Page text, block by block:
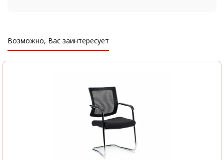
компании.
магазина поразит даже самых
привередливых покупателей. Доставка
осуществляется по Екатеринбургу и
Свердловской области автотранспортом
компании ООО "Офисная мебель АЛЬФА-М",
а также по всем регионам России. В нашем
Возможно, Вас заинтересует